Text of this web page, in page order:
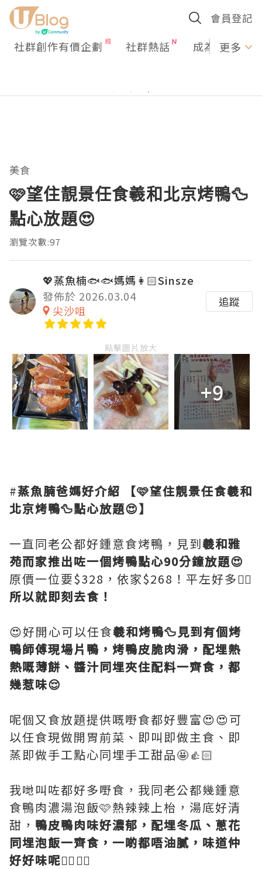
會員登記
社群創作有價企劃 社群熱話 成為U更多
美食
🩷望住靚景任食羲和北京烤鴨🦆
點心放題😍
瀏覽次數:97
💖蒸魚楠🐟🐟媽媽👩🏻Sinsze
發佈於 2026.03.04
尖沙咀
追蹤
點擊圖片放大
+9
#蒸魚腩爸媽好介紹
【🩷望住靚景任食羲和
北京烤鴨🦆點心放題😍】
一直同老公都好鍾意食烤鴨，見到羲和雅
苑而家推出咗一個烤鴨點心90分鐘放題😍
原價一位要$328，依家$268！平左好多👍🏻
所以就即刻去食！
😍好開心可以任食羲和烤鴨🦆見到有個烤
鴨師傅現場片鴨，烤鴨皮脆肉滑，配埋熱
熱嘅薄餅、醬汁同埋夾住配料一齊食，都
幾惹味😌
呢個又食放題提供嘅嘢食都好豐富😍😍可
以任食現做開胃前菜、即叫即做主食、即
蒸即做手工點心同埋手工甜品🤩👍🏻
我哋叫咗都好多嘢食，我同老公都幾鍾意
食鴨肉濃湯泡飯🩷熱辣辣上枱，湯底好清
甜， 鴨皮鴨肉味好濃郁，配埋冬瓜、蔥花
同埋泡飯一齊食，一啲都唔油膩，味道仲
好好味呢👍🏻👍🏻